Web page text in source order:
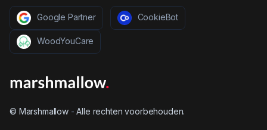
© Marshmallow - Alle rechten voorbehouden.
Google Partner CookieBot
WoodYouCare